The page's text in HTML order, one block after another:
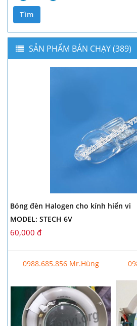
Tìm
SẢN PHẨM BÁN CHẠY (389)
Bóng đèn Halogen cho kính hiển vi
MODEL: STECH 6V
60,000 đ
0988.685.856 Mr.Hùng